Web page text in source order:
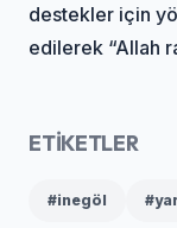
destekler için
edilerek “Allah
ETİKETLER
#inegöl